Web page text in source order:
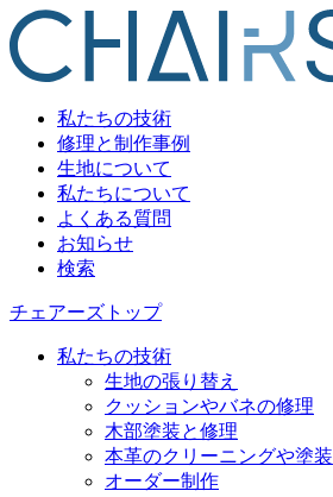
私たちの技術
修理と制作事例
生地について
私たちについて
よくある質問
お知らせ
検索
チェアーズトップ
私たちの技術
生地の張り替え
クッションやバネの修理
木部塗装と修理
本革のクリーニングや塗装
オーダー制作